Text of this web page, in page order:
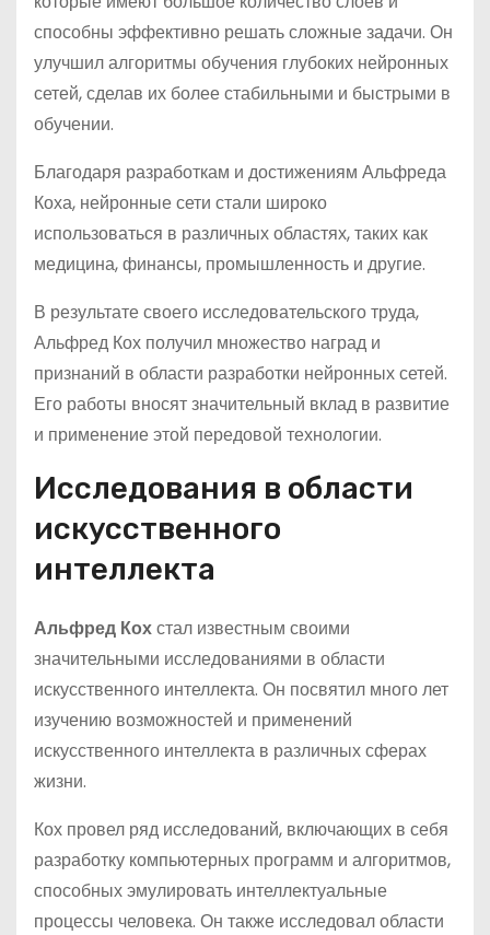
способны эффективно решать сложные задачи. Он
улучшил алгоритмы обучения глубоких нейронных
сетей, сделав их более стабильными и быстрыми в
обучении.
Благодаря разработкам и достижениям Альфреда
Коха, нейронные сети стали широко
использоваться в различных областях, таких как
медицина, финансы, промышленность и другие.
В результате своего исследовательского труда,
Альфред Кох получил множество наград и
признаний в области разработки нейронных сетей.
Его работы вносят значительный вклад в развитие
и применение этой передовой технологии.
Исследования в области
искусственного
интеллекта
Альфред Кохстал известным своими
значительными исследованиями в области
искусственного интеллекта. Он посвятил много лет
изучению возможностей и применений
искусственного интеллекта в различных сферах
жизни.
Кох провел ряд исследований, включающих в себя
разработку компьютерных программ и алгоритмов,
способных эмулировать интеллектуальные
процессы человека. Он также исследовал области